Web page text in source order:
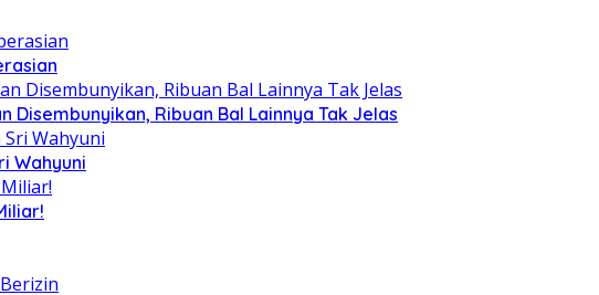
Disembunyikan, Ribuan Bal Lainnya Tak Jelas
Wahyuni